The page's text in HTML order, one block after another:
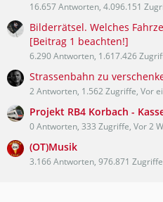
16.657 Antworten, 4.096.151
Bilderrätsel. Welches
[Beitrag 1 beachten!]
6.290 Antworten, 1.617.426
Strassenbahn zu
2 Antworten, 1.562 Zugriffe, Vor
Projekt RB4 Korbach -
0 Antworten, 333 Zugriffe, Vor 2
(OT)Musik
3.166 Antworten, 976.871